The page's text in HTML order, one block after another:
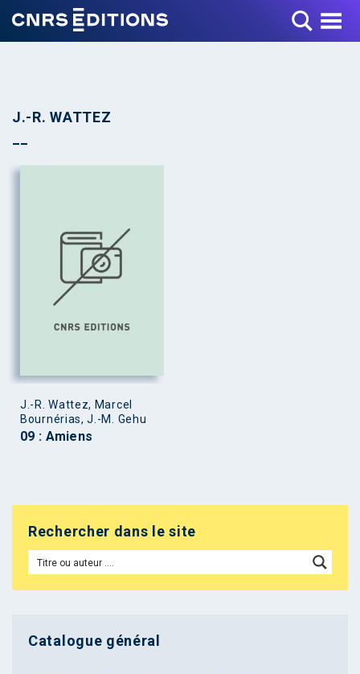
Toggle Menu
J.-R. WATTEZ
J.-R. Wattez, Marcel
Bournérias, J.-M. Gehu
09 : Amiens
Rechercher dans le site
Catalogue général